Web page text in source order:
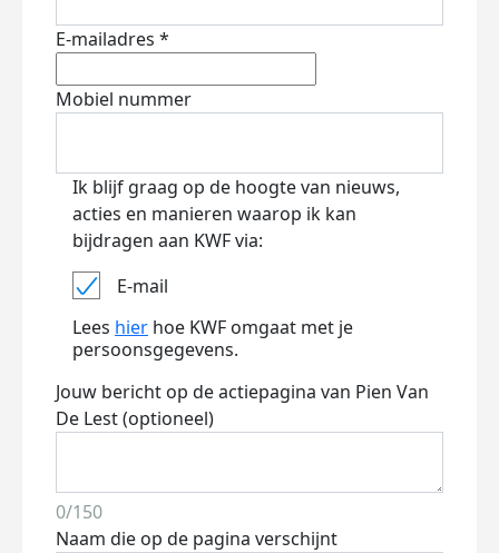
E-mailadres *
Mobiel nummer
Ik blijf graag op de hoogte van nieuws,
acties en manieren waarop ik kan
bijdragen aan KWF via:
E-mail
Lees hier hoe KWF omgaat met je
persoonsgegevens.
Jouw bericht op de actiepagina van Pien Van
De Lest (optioneel)
0/150
Naam die op de pagina verschijnt